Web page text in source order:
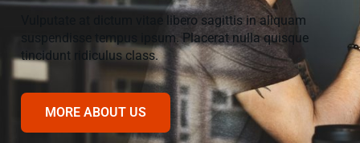
Vulputate at dictum vitae libero sagittis in aliquam
suspendisse tempus ipsum. Placerat nulla quisque
tincidunt ridiculus class.
MORE ABOUT US